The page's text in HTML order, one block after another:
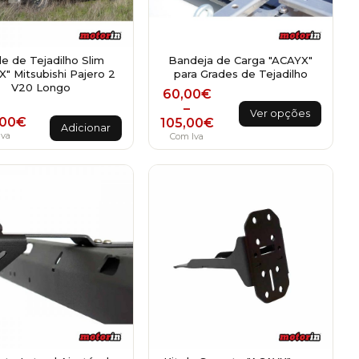
de Tejadilho Slim
Mitsubishi Pajero 2
V20 Longo
€ Adicionar
Bandeja de Carga "ACAYX"
para Grades de Tejadilho
60,00€
–
105,00€
Price range: 60,00€
Com Iva
Ver opções
This
product
multiple
variants.
may
be
chosen
the
product
page